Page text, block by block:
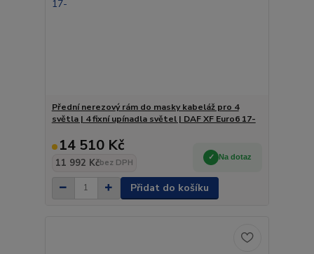
Přední nerezový rám do masky kabeláž pro 4
světla | 4 fixní upínadla světel | DAF XF Euro6 17-
14 510 Kč
11 992 Kčbez DPH
Na dotaz
Přidat do košíku